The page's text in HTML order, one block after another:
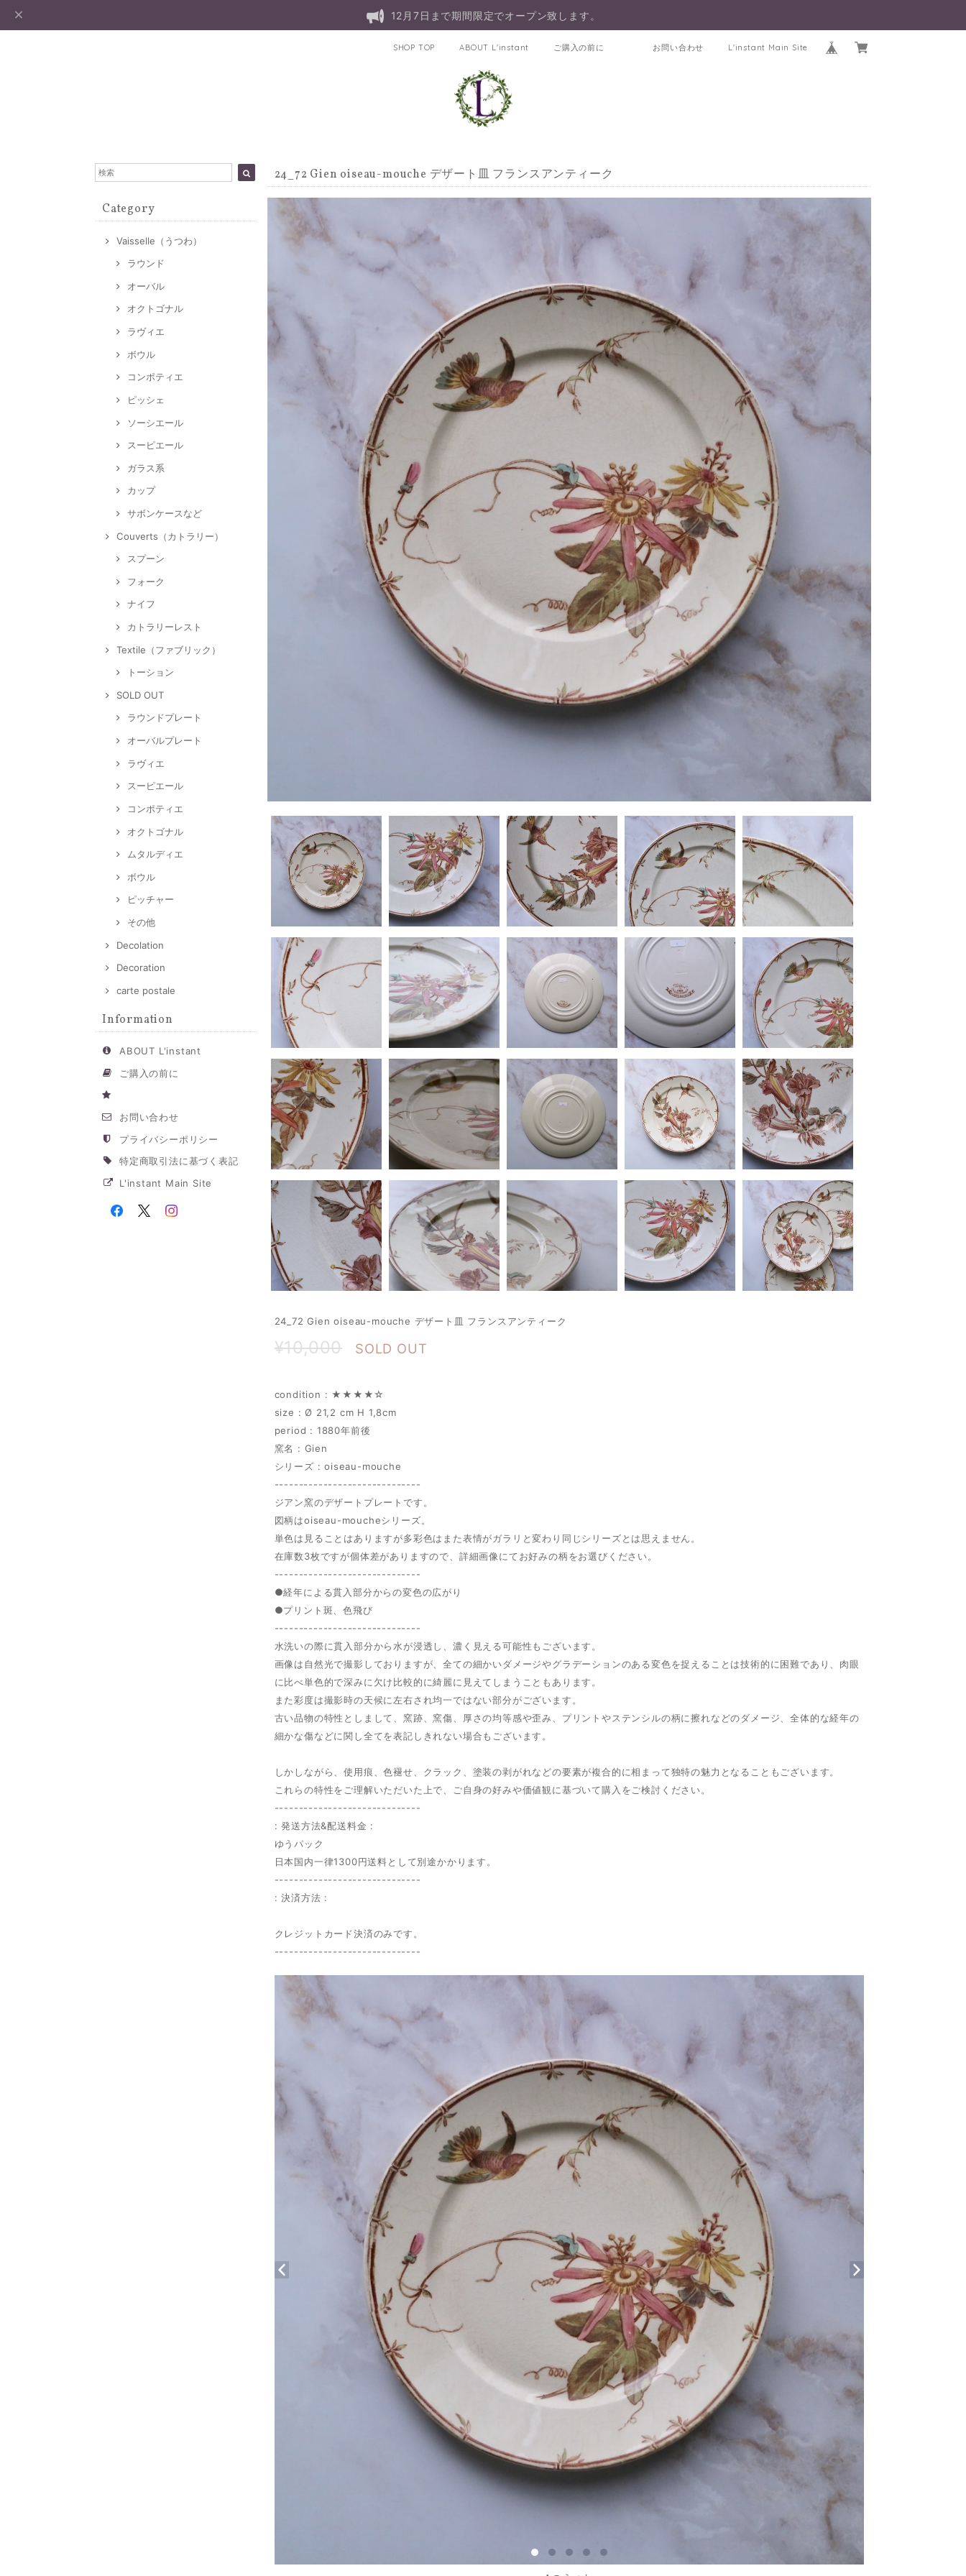
12月7日まで期間限定でオープン致します。
SHOP TOP ABOUT L'instant ご購入の前に お問い合わせ L'instant Main Site
Category
Vaisselle（うつわ）
ラウンド
オーバル
オクトゴナル
ラヴィエ
ボウル
コンポティエ
ピッシェ
ソーシエール
スーピエール
ガラス系
カップ
サボンケースなど
Couverts（カトラリー）
スプーン
フォーク
ナイフ
カトラリーレスト
Textile（ファブリック）
トーション
SOLD OUT
ラウンドプレート
オーバルプレート
ラヴィエ
スーピエール
コンポティエ
オクトゴナル
ムタルディエ
ボウル
ピッチャー
その他
Decolation
Decoration
carte postale
Information
ABOUT L'instant
ご購入の前に
お問い合わせ
プライバシーポリシー
特定商取引法に基づく表記
L'instant Main Site
24_72 Gien oiseau-mouche デザート皿 フランスアンティーク
24_72 Gien oiseau-mouche デザート皿 フランスアンティーク
¥10,000 SOLD OUT
condition : ★★★★☆
size : Ø 21,2 cm H 1,8cm
period : 1880年前後
窯名 : Gien
シリーズ : oiseau-mouche
------------------------------
ジアン窯のデザートプレートです。
図柄はoiseau-moucheシリーズ。
単色は見ることはありますが多彩色はまた表情がガラリと変わり同じシリーズとは思えません。
在庫数3枚ですが個体差がありますので、詳細画像にてお好みの柄をお選びください。
------------------------------
●経年による貫入部分からの変色の広がり
●プリント斑、色飛び
------------------------------
水洗いの際に貫入部分から水が浸透し、濃く見える可能性もございます。
画像は自然光で撮影しておりますが、全ての細かいダメージやグラデーションのある変色を捉えることは技術的に困難であり、肉眼
に比べ単色的で深みに欠け比較的に綺麗に見えてしまうこともあります。
また彩度は撮影時の天候に左右され均一ではない部分がございます。
古い品物の特性としまして、窯跡、窯傷、厚さの均等感や歪み、プリントやステンシルの柄に擦れなどのダメージ、全体的な経年の
細かな傷などに関し全てを表記しきれない場合もございます。
しかしながら、使用痕、色褪せ、クラック、塗装の剥がれなどの要素が複合的に相まって独特の魅力となることもございます。
これらの特性をご理解いただいた上で、ご自身の好みや価値観に基づいて購入をご検討ください。
------------------------------
: 発送方法&配送料金 :
ゆうパック
日本国内一律1300円送料として別途かかります。
------------------------------
: 決済方法 :
クレジットカード決済のみです。
------------------------------